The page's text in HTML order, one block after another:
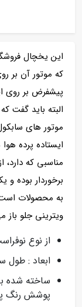
این یخچال
که موتور آن بر
پیشفرض بر روی
البته باید گفت
موتور های
ایستاده پرده
مناسبی که
برخوردار بوده
به محصولات
ویترینی جلو باز
از نوع
ابعاد : طول سفارشی،
ساخته شده
پوشش رنگ